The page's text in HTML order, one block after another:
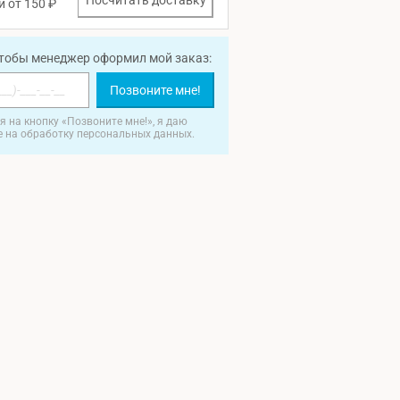
от 150 ₽
менеджер оформил мой заказ:
Позвоните мне!
на кнопку «Позвоните мне!», я даю
на обработку персональных данных.